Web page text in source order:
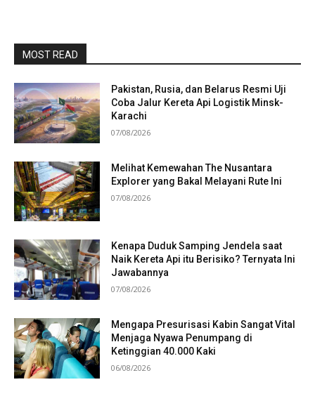
MOST READ
Pakistan, Rusia, dan Belarus Resmi Uji
Coba Jalur Kereta Api Logistik Minsk-
Karachi
07/08/2026
Melihat Kemewahan The Nusantara
Explorer yang Bakal Melayani Rute Ini
07/08/2026
Kenapa Duduk Samping Jendela saat
Naik Kereta Api itu Berisiko? Ternyata Ini
Jawabannya
07/08/2026
Mengapa Presurisasi Kabin Sangat Vital
Menjaga Nyawa Penumpang di
Ketinggian 40.000 Kaki
06/08/2026